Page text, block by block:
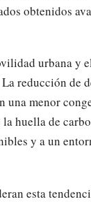
obtenidos
urbana y
reducción de
una menor
huella de
y a un
esta